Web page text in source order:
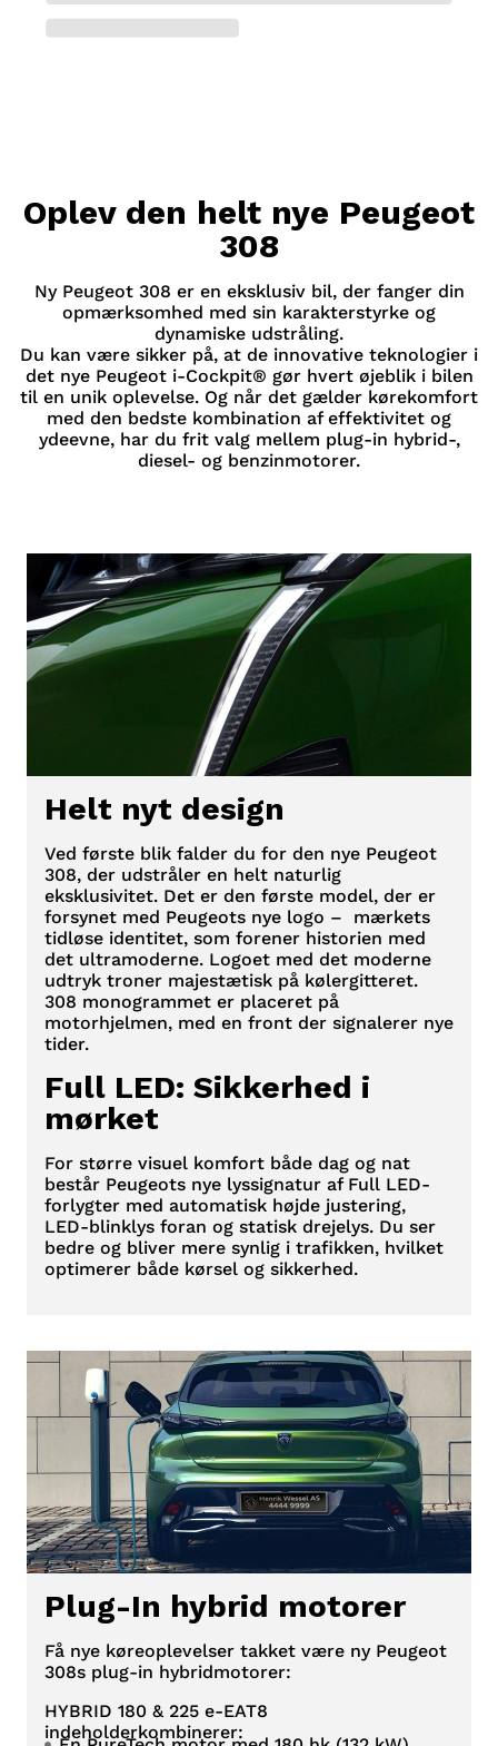
Oplev den helt nye Peugeot
308
Ny Peugeot 308 er en eksklusiv bil, der fanger din
opmærksomhed med sin karakterstyrke og
dynamiske udstråling.
Du kan være sikker på, at de innovative teknologier i
det nye Peugeot i-Cockpit® gør hvert øjeblik i bilen
til en unik oplevelse. Og når det gælder kørekomfort
med den bedste kombination af effektivitet og
ydeevne, har du frit valg mellem plug-in hybrid-,
diesel- og benzinmotorer.
Helt nyt design
Ved første blik falder du for den nye Peugeot
308, der udstråler en helt naturlig
eksklusivitet. Det er den første model, der er
forsynet med Peugeots nye logo – mærkets
tidløse identitet, som forener historien med
det ultramoderne. Logoet med det moderne
udtryk troner majestætisk på kølergitteret.
308 monogrammet er placeret på
motorhjelmen, med en front der signalerer nye
tider.
Full LED: Sikkerhed i
mørket
For større visuel komfort både dag og nat
består Peugeots nye lyssignatur af Full LED-
forlygter med automatisk højde justering,
LED-blinklys foran og statisk drejelys. Du ser
bedre og bliver mere synlig i trafikken, hvilket
optimerer både kørsel og sikkerhed.
Plug-In hybrid motorer
Få nye køreoplevelser takket være ny Peugeot
308s plug-in hybridmotorer:
HYBRID 180 & 225 e-EAT8
indeholderkombinerer: